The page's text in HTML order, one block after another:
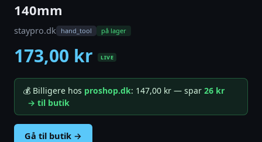
140mm
staypro.dk hand_tool på lager
173,00 kr LIVE
💰 Billigere hos proshop.dk: 147,00 kr — spar 26 kr
→ til butik
Gå til butik →